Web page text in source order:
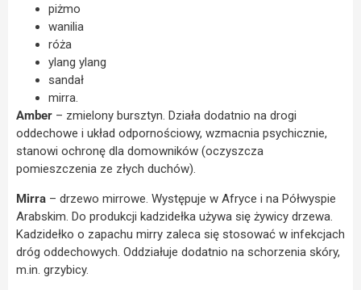
piżmo
wanilia
róża
ylang ylang
sandał
mirra.
Amber – zmielony bursztyn. Działa dodatnio na drogi
oddechowe i układ odpornościowy, wzmacnia psychicznie,
stanowi ochronę dla domowników (oczyszcza
pomieszczenia ze złych duchów).
Mirra – drzewo mirrowe. Występuje w Afryce i na Półwyspie
Arabskim. Do produkcji kadzidełka używa się żywicy drzewa.
Kadzidełko o zapachu mirry zaleca się stosować w infekcjach
dróg oddechowych. Oddziałuje dodatnio na schorzenia skóry,
m.in. grzybicy.